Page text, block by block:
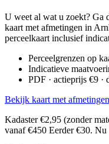
U weet al wat u zoekt? Ga
kaart met afmetingen in
perceelkaart inclusief
Perceelgrenzen op
Indicatieve
PDF · actieprijs €9 ·
Bekijk kaart met
Kadaster €2,95 (zonder
vanaf €450 Eerder €30.